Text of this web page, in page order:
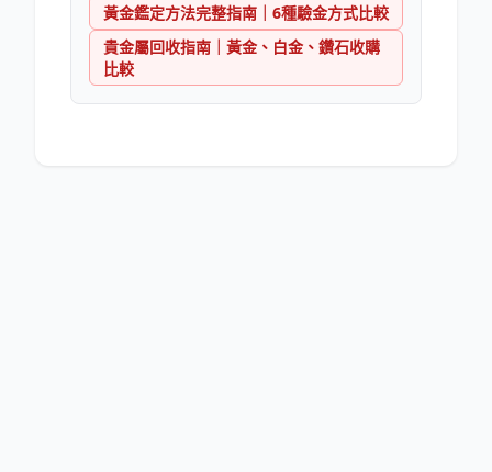
黃金鑑定方法完整指南｜6種驗金方式比較
貴金屬回收指南｜黃金、白金、鑽石收購
比較